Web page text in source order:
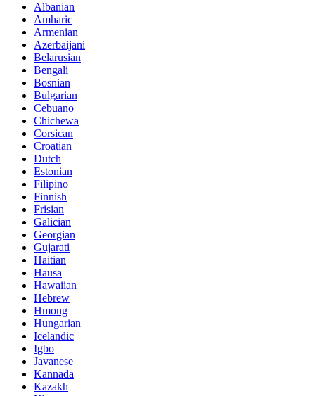
Albanian
Amharic
Armenian
Azerbaijani
Belarusian
Bengali
Bosnian
Bulgarian
Cebuano
Chichewa
Corsican
Croatian
Dutch
Estonian
Filipino
Finnish
Frisian
Galician
Georgian
Gujarati
Haitian
Hausa
Hawaiian
Hebrew
Hmong
Hungarian
Icelandic
Igbo
Javanese
Kannada
Kazakh